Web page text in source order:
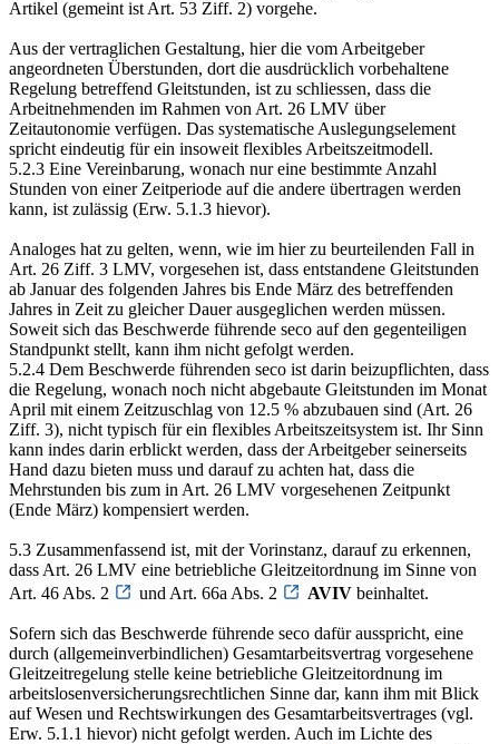
Artikel (gemeint ist Art. 53 Ziff. 2) vorgehe.
Aus der vertraglichen Gestaltung, hier die vom Arbeitgeber
angeordneten Überstunden, dort die ausdrücklich vorbehaltene
Regelung betreffend Gleitstunden, ist zu schliessen, dass die
Arbeitnehmenden im Rahmen von Art. 26 LMV über
Zeitautonomie verfügen. Das systematische Auslegungselement
spricht eindeutig für ein insoweit flexibles Arbeitszeitmodell.
5.2.3 Eine Vereinbarung, wonach nur eine bestimmte Anzahl
Stunden von einer Zeitperiode auf die andere übertragen werden
kann, ist zulässig (Erw. 5.1.3 hievor).
Analoges hat zu gelten, wenn, wie im hier zu beurteilenden Fall in
Art. 26 Ziff. 3 LMV, vorgesehen ist, dass entstandene Gleitstunden
ab Januar des folgenden Jahres bis Ende März des betreffenden
Jahres in Zeit zu gleicher Dauer ausgeglichen werden müssen.
Soweit sich das Beschwerde führende seco auf den gegenteiligen
Standpunkt stellt, kann ihm nicht gefolgt werden.
5.2.4 Dem Beschwerde führenden seco ist darin beizupflichten, dass
die Regelung, wonach noch nicht abgebaute Gleitstunden im Monat
April mit einem Zeitzuschlag von 12.5 % abzubauen sind (Art. 26
Ziff. 3), nicht typisch für ein flexibles Arbeitszeitsystem ist. Ihr Sinn
kann indes darin erblickt werden, dass der Arbeitgeber seinerseits
Hand dazu bieten muss und darauf zu achten hat, dass die
Mehrstunden bis zum in Art. 26 LMV vorgesehenen Zeitpunkt
(Ende März) kompensiert werden.
5.3 Zusammenfassend ist, mit der Vorinstanz, darauf zu erkennen,
dass Art. 26 LMV eine betriebliche Gleitzeitordnung im Sinne von
Art. 46 Abs. 2
und Art. 66a Abs. 2 AVIV beinhaltet.
Sofern sich das Beschwerde führende seco dafür ausspricht, eine
durch (allgemeinverbindlichen) Gesamtarbeitsvertrag vorgesehene
Gleitzeitregelung stelle keine betriebliche Gleitzeitordnung im
arbeitslosenversicherungsrechtlichen Sinne dar, kann ihm mit Blick
auf Wesen und Rechtswirkungen des Gesamtarbeitsvertrages (vgl.
Erw. 5.1.1 hievor) nicht gefolgt werden. Auch im Lichte des